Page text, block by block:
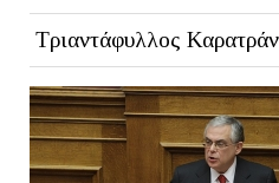
Τριαντάφυλλος